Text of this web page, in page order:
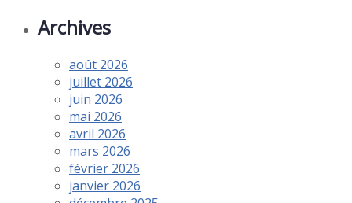
Archives
août 2026
juillet 2026
juin 2026
mai 2026
avril 2026
mars 2026
février 2026
janvier 2026